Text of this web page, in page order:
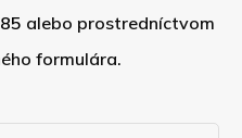
alebo prostredníctvom
formulára.